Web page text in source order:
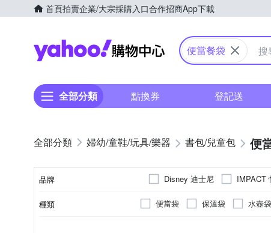
首頁拍賣企業/大宗採購入口合作招商App下載
Yahoo購物中心
便當餐袋
全部分類 點換券 登記送
婦幼/童鞋/玩具/樂器 書包/兒童包 便
品牌 Disney 迪士尼 IMPACT
種類 便當袋 保溫袋 水壺袋